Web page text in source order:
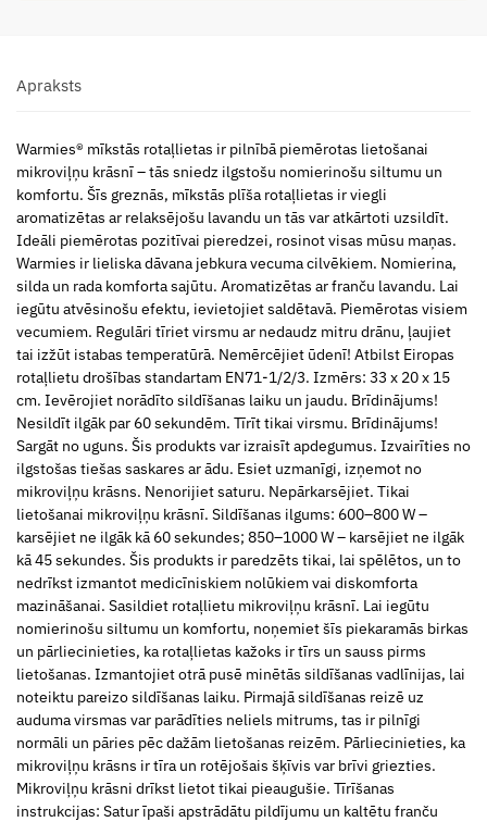
Apraksts
Warmies® mīkstās rotaļlietas ir pilnībā piemērotas lietošanai
mikroviļņu krāsnī – tās sniedz ilgstošu nomierinošu siltumu un
komfortu. Šīs greznās, mīkstās plīša rotaļlietas ir viegli
aromatizētas ar relaksējošu lavandu un tās var atkārtoti uzsildīt.
Ideāli piemērotas pozitīvai pieredzei, rosinot visas mūsu maņas.
Warmies ir lieliska dāvana jebkura vecuma cilvēkiem. Nomierina,
silda un rada komforta sajūtu. Aromatizētas ar franču lavandu. Lai
iegūtu atvēsinošu efektu, ievietojiet saldētavā. Piemērotas visiem
vecumiem. Regulāri tīriet virsmu ar nedaudz mitru drānu, ļaujiet
tai izžūt istabas temperatūrā. Nemērcējiet ūdenī! Atbilst Eiropas
rotaļlietu drošības standartam EN71-1/2/3. Izmērs: 33 x 20 x 15
cm. Ievērojiet norādīto sildīšanas laiku un jaudu. Brīdinājums!
Nesildīt ilgāk par 60 sekundēm. Tīrīt tikai virsmu. Brīdinājums!
Sargāt no uguns. Šis produkts var izraisīt apdegumus. Izvairīties no
ilgstošas tiešas saskares ar ādu. Esiet uzmanīgi, izņemot no
mikroviļņu krāsns. Nenorijiet saturu. Nepārkarsējiet. Tikai
lietošanai mikroviļņu krāsnī. Sildīšanas ilgums: 600–800 W –
karsējiet ne ilgāk kā 60 sekundes; 850–1000 W – karsējiet ne ilgāk
kā 45 sekundes. Šis produkts ir paredzēts tikai, lai spēlētos, un to
nedrīkst izmantot medicīniskiem nolūkiem vai diskomforta
mazināšanai. Sasildiet rotaļlietu mikroviļņu krāsnī. Lai iegūtu
nomierinošu siltumu un komfortu, noņemiet šīs piekaramās birkas
un pārliecinieties, ka rotaļlietas kažoks ir tīrs un sauss pirms
lietošanas. Izmantojiet otrā pusē minētās sildīšanas vadlīnijas, lai
noteiktu pareizo sildīšanas laiku. Pirmajā sildīšanas reizē uz
auduma virsmas var parādīties neliels mitrums, tas ir pilnīgi
normāli un pāries pēc dažām lietošanas reizēm. Pārliecinieties, ka
mikroviļņu krāsns ir tīra un rotējošais šķīvis var brīvi griezties.
Mikroviļņu krāsni drīkst lietot tikai pieaugušie. Tīrīšanas
instrukcijas: Satur īpaši apstrādātu pildījumu un kaltētu franču